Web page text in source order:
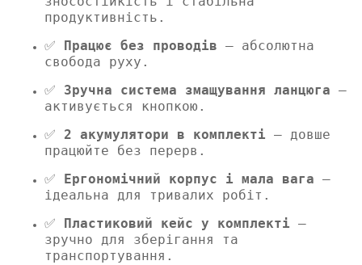
продуктивність.
✅ Працює без проводів – абсолютна
свобода руху.
✅ Зручна система змащування ланцюга –
активується кнопкою.
✅ 2 акумулятори в комплекті – довше
працюйте без перерв.
✅ Ергономічний корпус і мала вага –
ідеальна для тривалих робіт.
✅ Пластиковий кейс у комплекті –
зручно для зберігання та
транспортування.